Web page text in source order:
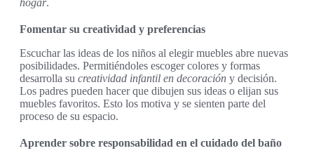
hogar.
Fomentar su creatividad y preferencias
Escuchar las ideas de los niños al elegir muebles abre nuevas
posibilidades. Permitiéndoles escoger colores y formas
desarrolla su creatividad infantil en decoración y decisión.
Los padres pueden hacer que dibujen sus ideas o elijan sus
muebles favoritos. Esto los motiva y se sienten parte del
proceso de su espacio.
Aprender sobre responsabilidad en el cuidado del baño